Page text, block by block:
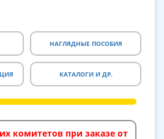
НАГЛЯДНЫЕ ПОСОБИЯ
КАТАЛОГИ И ДР.
комитетов при заказе от